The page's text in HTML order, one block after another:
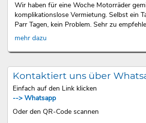
Wir haben für eine Woche Motorräder
komplikationslose Vermietung. Selbst ein
Parr Tagen, kein Problem. Sehr zu
mehr dazu
Kontaktiert uns über
Einfach auf den Link klicken
--> Whatsapp
Oder den QR-Code scannen